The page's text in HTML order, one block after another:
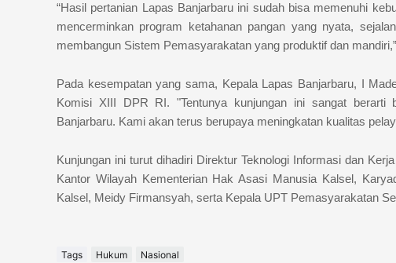
“Hasil pertanian Lapas Banjarbaru ini sudah bisa memenuhi
mencerminkan program ketahanan pangan yang nyata,
membangun Sistem Pemasyarakatan yang produktif dan
Pada kesempatan yang sama, Kepala Lapas Banjarbaru, I
Komisi XIII DPR RI. "Tentunya kunjungan ini sangat
Banjarbaru. Kami akan terus berupaya meningkatan kualitas
Kunjungan ini turut dihadiri Direktur Teknologi Informasi dan
Kantor Wilayah Kementerian Hak Asasi Manusia Kalsel,
Kalsel, Meidy Firmansyah, serta Kepala UPT Pemasyarakatan
Tags Hukum Nasional